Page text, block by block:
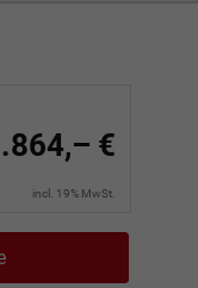
€
incl. 19% MwSt.